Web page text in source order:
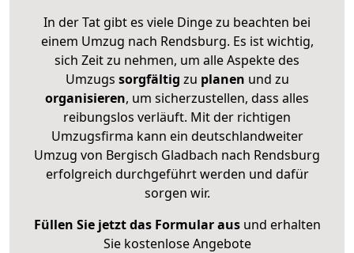
In der Tat gibt es viele Dinge zu beachten bei
einem Umzug nach Rendsburg. Es ist wichtig,
sich Zeit zu nehmen, um alle Aspekte des
Umzugs sorgfältig zu planen und zu
organisieren, um sicherzustellen, dass alles
reibungslos verläuft. Mit der richtigen
Umzugsfirma kann ein deutschlandweiter
Umzug von Bergisch Gladbach nach Rendsburg
erfolgreich durchgeführt werden und dafür
sorgen wir.
Füllen Sie jetzt das Formular ausund erhalten
Sie kostenlose Angebote